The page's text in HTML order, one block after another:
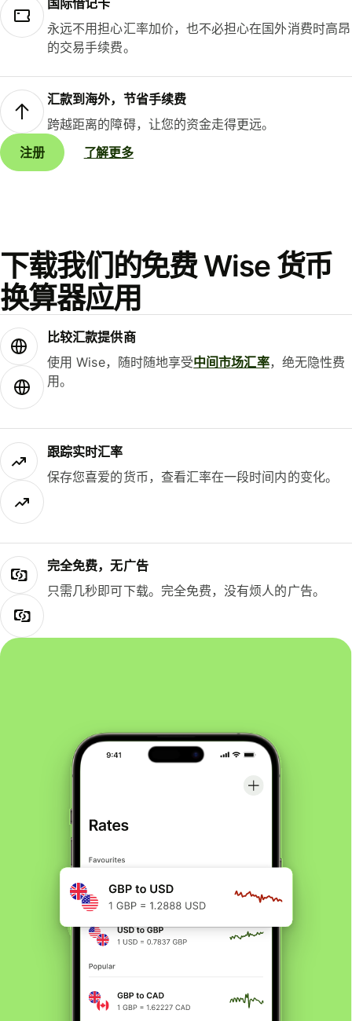
国际借记卡
永远不用担心汇率加价，也不必担心在国外消费时高昂
的交易手续费。
汇款到海外，节省手续费
跨越距离的障碍，让您的资金走得更远。
注册
了解更多
下载我们的免费 Wise 货币
换算器应用
比较汇款提供商
使用 Wise，随时随地享受中间市场汇率，绝无隐性费
用。
跟踪实时汇率
保存您喜爱的货币，查看汇率在一段时间内的变化。
完全免费，无广告
只需几秒即可下载。完全免费，没有烦人的广告。